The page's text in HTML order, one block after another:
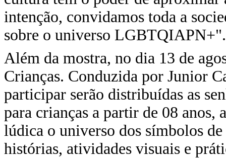
intenção, convidamos toda a
sobre o universo LGBTQIAPN+".
Além da mostra, no dia 13 de
Crianças. Conduzida por Junior
participar serão distribuídas as
para crianças a partir de 08
lúdica o universo dos símbolos
histórias, atividades visuais e